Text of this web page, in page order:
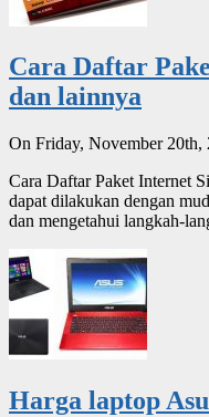
Cara Daftar
dan lainnya
On Friday, November 20th,
Cara Daftar Paket Internet
dapat dilakukan dengan
dan mengetahui langkah-
Harga laptop